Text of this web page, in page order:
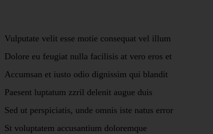
Vulputate velit esse motie consequat vel illum
Dolore eu feugiat nulla facilisis at vero eros et
Accumsan et iusto odio dignissim qui blandit
Paesent luptatum zzril delenit augue duis
Sed ut perspiciatis, unde omnis iste natus error
St voluptatem accusantium doloremque